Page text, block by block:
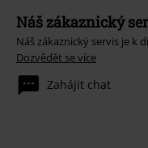
Náš zákaznický
Náš zákaznický servis je k
Dozvědět se více
Zahájit chat